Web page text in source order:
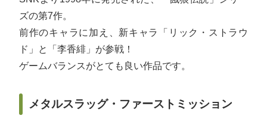
ズの第7作。
前作のキャラに加え、新キャラ「リック・ストラウ
ド」と「李香緋」が参戦！
ゲームバランスがとても良い作品です。
メタルスラッグ・ファーストミッション